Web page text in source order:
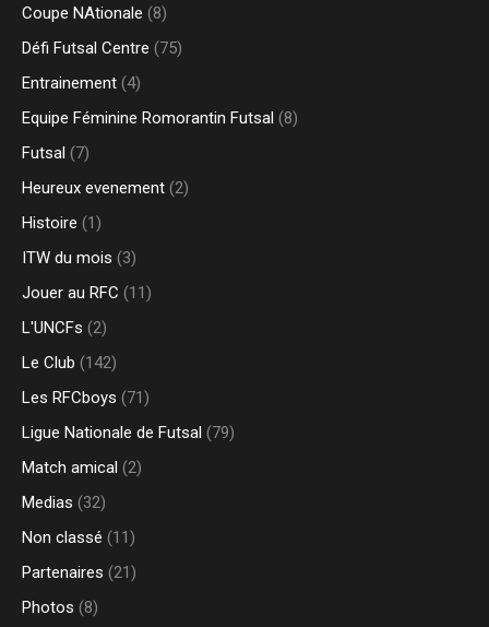
Coupe NAtionale (8)
Défi Futsal Centre (75)
Entrainement (4)
Equipe Féminine Romorantin Futsal (8)
Futsal (7)
Heureux evenement (2)
Histoire (1)
ITW du mois (3)
Jouer au RFC (11)
L'UNCFs (2)
Le Club (142)
Les RFCboys (71)
Ligue Nationale de Futsal (79)
Match amical (2)
Medias (32)
Non classé (11)
Partenaires (21)
Photos (8)